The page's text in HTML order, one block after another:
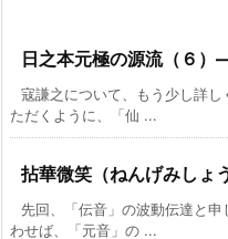
日之本元極の源流（６）
寇謙之について、もう少し詳
ただくように、「仙 ...
拈華微笑（ねんげみしょ
先回、「伝音」の波動伝達と
わせば、「元音」の ...